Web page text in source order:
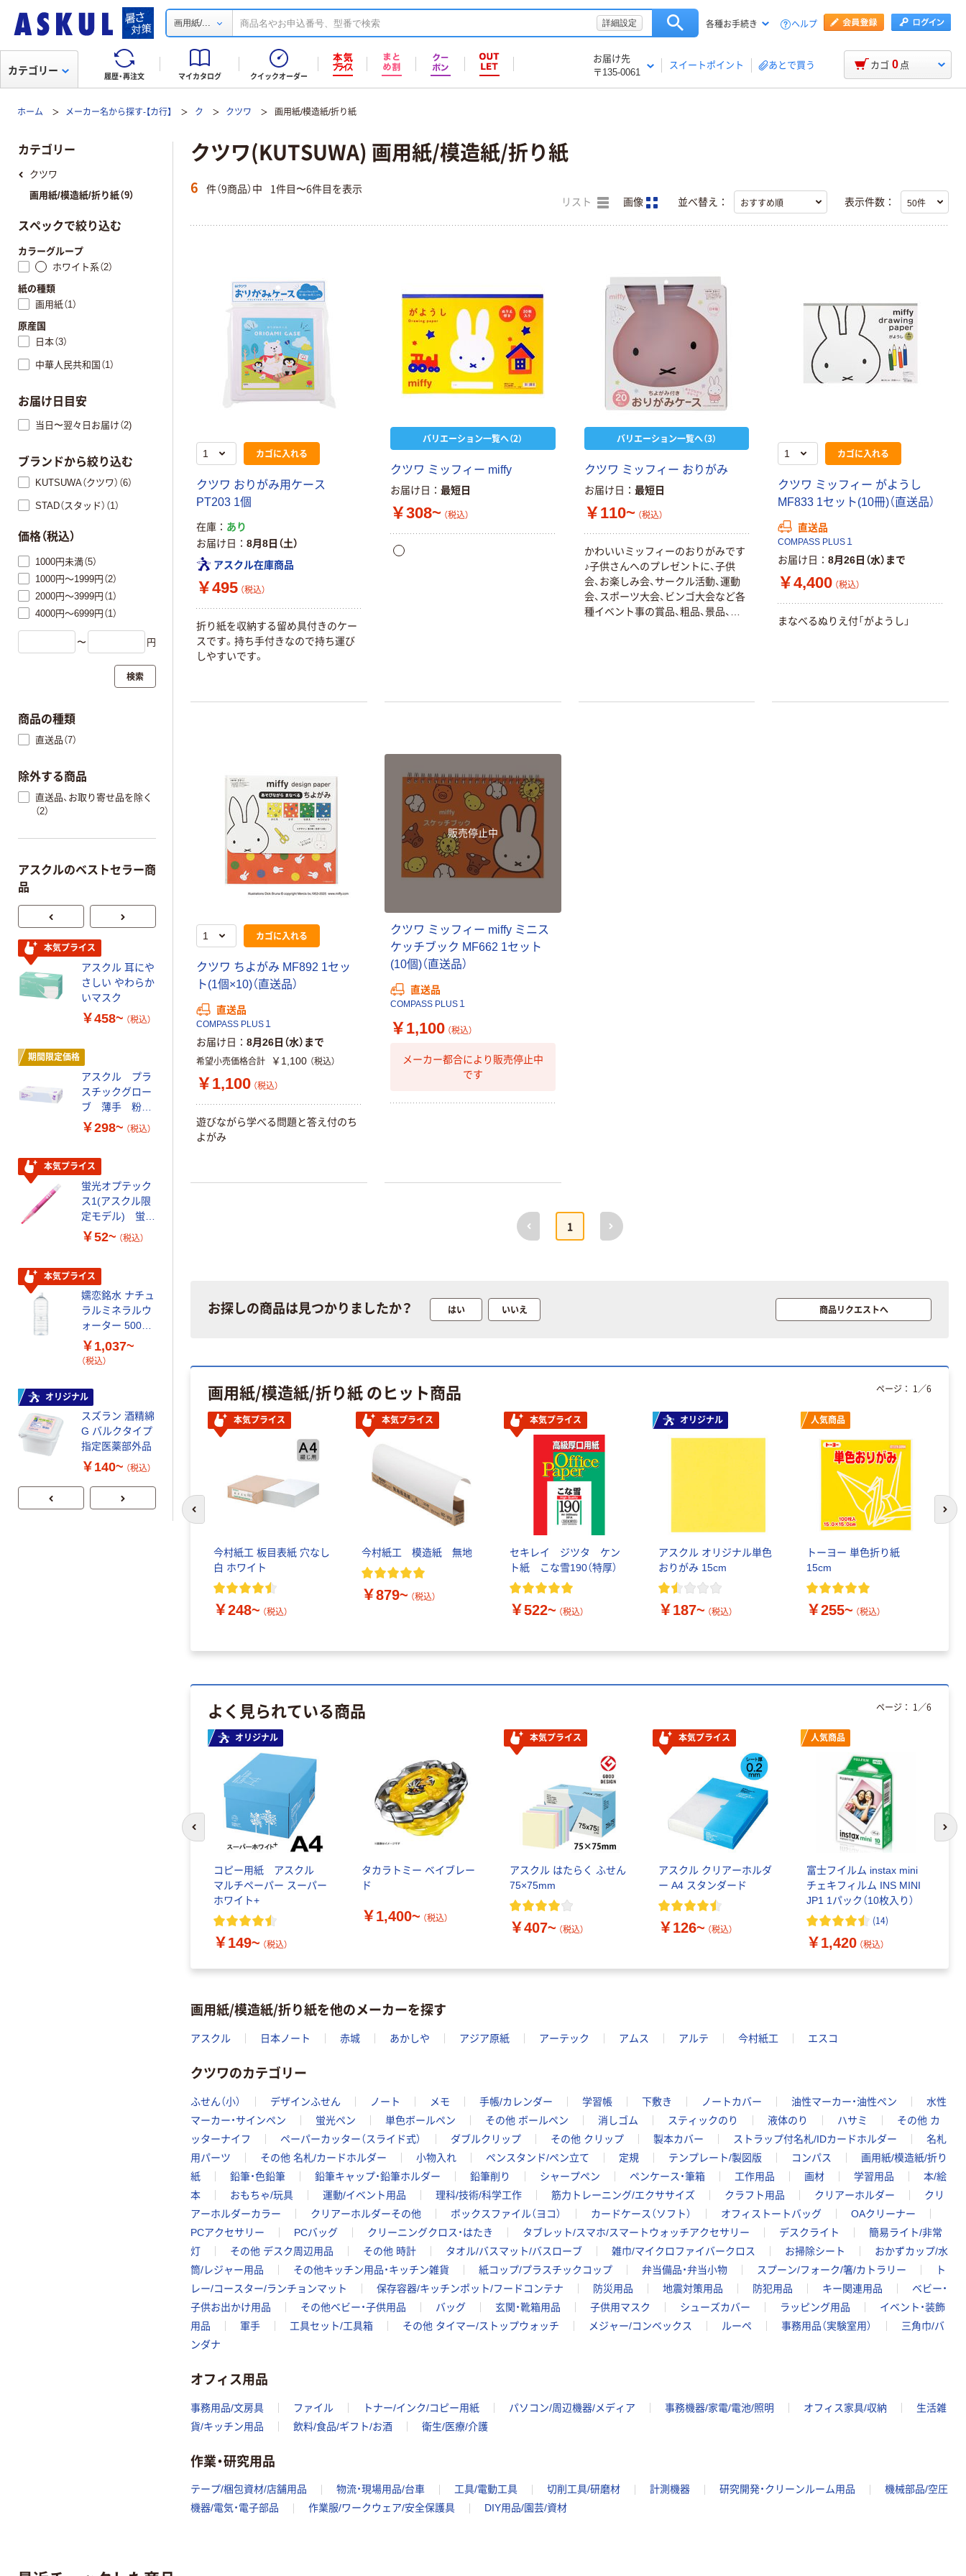
画用紙/... 詳細設定 各種お手続き ヘルプ
履歴・再注文 マイカタログ クイックオーダー
お届け先
〒135-0061
スイートポイント あとで買う
カテゴリー カゴ 0 点
ホーム メーカー名から探す-【カ行】 ク クツワ 画用紙/模造紙/折り紙
クツワ(KUTSUWA) 画用紙/模造紙/折り紙
6 件（9商品）中 1件目〜6件目を表示
リスト 画像 並べ替え： 表示件数：
カゴに入れる
クツワ おりがみ用ケース
PT203 1個
在庫
あり
お届け日
8月8日（土）
アスクル在庫商品
￥495 （税込）
折り紙を収納する留め具付きのケー
スです。持ち手付きなので持ち運び
しやすいです。
バリエーション一覧へ（2）
クツワ ミッフィー miffy
お届け日 最短日
￥308~ （税込）
バリエーション一覧へ（3）
クツワ ミッフィー おりがみ
お届け日 最短日
￥110~ （税込）
かわいいミッフィーのおりがみです
♪子供さんへのプレゼントに、子供
会、お楽しみ会、サークル活動、運動
会、スポーツ大会、ビンゴ大会など各
種イベント事の賞品、粗品、景品、参
カゴに入れる
クツワ ミッフィー がようし
MF833 1セット(10冊)（直送品）
直送品
COMPASS PLUS１
お届け日 8月26日（水）まで
￥4,400 （税込）
まなべるぬりえ付「がようし」
カゴに入れる
クツワ ちよがみ MF892 1セッ
ト(1個×10)（直送品）
直送品
COMPASS PLUS１
お届け日 8月26日（水）まで
希望小売価格合計 ￥1,100 （税込）
￥1,100 （税込）
遊びながら学べる問題と答え付のち
よがみ
販売停止中
クツワ ミッフィー miffy ミニス
ケッチブック MF662 1セット
(10個)（直送品）
直送品
COMPASS PLUS１
￥1,100 （税込）
メーカー都合により販売停止中
です
前へ
1
次へ
お探しの商品は見つかりましたか？ はい いいえ 商品リクエストへ
画用紙/模造紙/折り紙 のヒット商品
本気プライス
今村紙工 板目表紙 穴なし
白 ホワイト
￥248~ （税込）
本気プライス
今村紙工 模造紙 無地
￥879~ （税込）
本気プライス
セキレイ ジツタ ケン
ト紙 こな雪190（特厚）
￥522~ （税込）
オリジナル
アスクル オリジナル単色
おりがみ 15cm
￥187~ （税込）
人気商品
トーヨー 単色折り紙
15cm
￥255~ （税込）
ページ： 1／6
前のスライドへ 次
よく見られている商品
オリジナル
コピー用紙 アスクル
マルチペーパー スーパー
ホワイト+
￥149~ （税込）
タカラトミー ベイブレー
ド
￥1,400~ （税込）
本気プライス
アスクル はたらく ふせん
75×75mm
￥407~ （税込）
本気プライス
アスクル クリアーホルダ
ー A4 スタンダード
￥126~ （税込）
人気商品
富士フイルム instax mini
チェキフィルム INS MINI
JP1 1パック（10枚入り）
(14)
￥1,420 （税込）
ページ： 1 ／6
前のスライドへ 次
画用紙/模造紙/折り紙を他のメーカーを探す
アスクル 日本ノート 赤城 あかしや アジア原紙 アーテック アムス アルテ 今村紙工 エスコ
クツワのカテゴリー
ふせん（小） デザインふせん ノート メモ 手帳/カレンダー 学習帳 下敷き ノートカバー 油性マーカー・油性ペン
水性
マーカー・サインペン
蛍光ペン 単色ボールペン その他 ボールペン 消しゴム スティックのり 液体のり ハサミ
その他 カ
ッターナイフ
ペーパーカッター（スライド式） ダブルクリップ その他 クリップ 製本カバー ストラップ付名札/IDカードホルダー
名札
用パーツ
その他 名札/カードホルダー 小物入れ ペンスタンド/ペン立て 定規 テンプレート/製図版 コンパス
画用紙/模造紙/折り
紙
鉛筆・色鉛筆 鉛筆キャップ・鉛筆ホルダー 鉛筆削り シャープペン ペンケース・筆箱 工作用品 画材 学習用品
本/絵
本
おもちゃ/玩具 運動/イベント用品 理科/技術/科学工作 筋力トレーニング/エクササイズ クラフト用品 クリアーホルダー
クリ
アーホルダーカラー
クリアーホルダーその他 ボックスファイル（ヨコ） カードケース（ソフト） オフィストートバッグ
OAクリーナー
PCアクセサリー
PCバッグ クリーニングクロス・はたき タブレット/スマホ/スマートウォッチアクセサリー デスクライト
簡易ライト/非常
灯
その他 デスク周辺用品 その他 時計 タオル/バスマット/バスローブ 雑巾/マイクロファイバークロス お掃除シート
おかずカップ/水
筒/レジャー用品
その他キッチン用品・キッチン雑貨 紙コップ/プラスチックコップ 弁当備品・弁当小物 スプーン/フォーク/箸/カトラリー
ト
レー/コースター/ランチョンマット
保存容器/キッチンポット/フードコンテナ 防災用品 地震対策用品 防犯用品 キー関連用品
ベビー・
子供お出かけ用品
その他ベビー・子供用品 バッグ 玄関・靴箱用品 子供用マスク シューズカバー ラッピング用品
イベント・装飾
用品
軍手 工具セット/工具箱 その他 タイマー/ストップウォッチ メジャー/コンベックス ルーペ 事務用品（実験室用）
三角巾/バ
ンダナ
オフィス用品
事務用品/文房具 ファイル トナー/インク/コピー用紙 パソコン/周辺機器/メディア 事務機器/家電/電池/照明 オフィス家具/収納
生活雑
貨/キッチン用品
飲料/食品/ギフト/お酒 衛生/医療/介護
作業・研究用品
テープ/梱包資材/店舗用品 物流・現場用品/台車 工具/電動工具 切削工具/研磨材 計測機器 研究開発・クリーンルーム用品
機械部品/空圧
機器/電気・電子部品
作業服/ワークウェア/安全保護具 DIY用品/園芸/資材
カテゴリー
クツワ
画用紙/模造紙/折り紙（9）
スペックで絞り込む
カラーグループ
ホワイト系（2）
紙の種類
画用紙（1）
原産国
日本（3）
中華人民共和国（1）
お届け日目安
当日〜翌々日お届け（2)
ブランドから絞り込む
KUTSUWA（クツワ）（6）
STAD（スタッド）（1）
価格（税込）
1000円未満（5）
1000円～1999円（2）
2000円～3999円（1）
4000円～6999円（1）
〜 円
検索
商品の種類
直送品（7）
除外する商品
直送品、お取り寄せ品を除く
（2）
アスクルのベストセラー商
品
本気プライス
アスクル 耳にや
さしい やわらか
いマスク
￥458~ （税込）
期間限定価格
アスクル プラ
スチックグロー
ブ 薄手 粉な
し（パウダーフ
￥298~ （税込）
本気プライス
蛍光オプテック
ス1(アスクル限
定モデル) 蛍光
ペン ゼブラ
￥52~ （税込）
本気プライス
嬬恋銘水 ナチュ
ラルミネラルウ
ォーター 500ml
キャップシール
付き／2Lラベル
￥1,037~
（税込）
オリジナル
スズラン 酒精綿
G バルクタイプ
指定医薬部外品
￥140~ （税込）
人気商品
サントリー 天然
水 ミネラルウォ
トル
￥686~
本気プライス
ファーストレイ
ト ホワイト紙コ
ップ
￥374~ （税込）
【アスクル限定】
小判・シングル
本気プライス
ティッシュペー
パー ボックス
アスクル オリジ
ナルティッシュ
PEFC認証
（税込）
オリジナル
【アスクル限定】
ファーストレイ
ト ニトリルグ
ー 粉なし（パ
￥698~
本気プライス
期間限定価格
ブ 薄手 粉な
蛍光オプテック
定モデル) 蛍光
ペン ゼブラ
￥52~ （税込）
レス 10本
スズラン 酒精綿
G バルクタイプ
指定医薬部外品
￥140~ （税込）